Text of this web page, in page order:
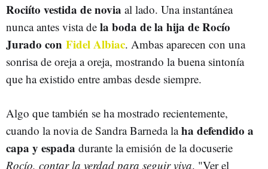
Rociíto vestida de novia al lado. Una instantánea
nunca antes vista de la boda de la hija de Rocío
Jurado con Fidel Albiac. Ambas aparecen con una
sonrisa de oreja a oreja, mostrando la buena sintonía
que ha existido entre ambas desde siempre.
Algo que también se ha mostrado recientemente,
cuando la novia de Sandra Barneda laha defendido a
capa y espada durante la emisión de la docuserie
Rocío, contar la verdad para seguir viva. "Ver el